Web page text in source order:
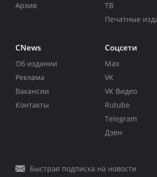
Архив
ТВ
Печатные
CNews
Об издании
Реклама
Вакансии
Контакты
Соцсети
Max
VK
VK Видео
Rutube
Telegram
Дзен
Быстрая подписка на новости